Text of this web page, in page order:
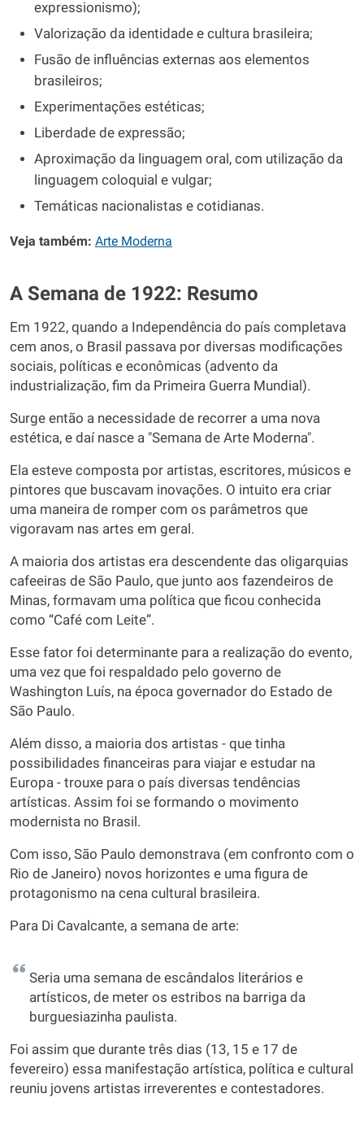
expressionismo);
Valorização da identidade e cultura brasileira;
Fusão de influências externas aos elementos
brasileiros;
Experimentações estéticas;
Liberdade de expressão;
Aproximação da linguagem oral, com utilização da
linguagem coloquial e vulgar;
Temáticas nacionalistas e cotidianas.
Veja também: Arte Moderna
A Semana de 1922: Resumo
Em 1922, quando a Independência do país completava
cem anos, o Brasil passava por diversas modificações
sociais, políticas e econômicas (advento da
industrialização, fim da Primeira Guerra Mundial).
Surge então a necessidade de recorrer a uma nova
estética, e daí nasce a "Semana de Arte Moderna".
Ela esteve composta por artistas, escritores, músicos e
pintores que buscavam inovações. O intuito era criar
uma maneira de romper com os parâmetros que
vigoravam nas artes em geral.
A maioria dos artistas era descendente das oligarquias
cafeeiras de São Paulo, que junto aos fazendeiros de
Minas, formavam uma política que ficou conhecida
como “Café com Leite”.
Esse fator foi determinante para a realização do evento,
uma vez que foi respaldado pelo governo de
Washington Luís, na época governador do Estado de
São Paulo.
Além disso, a maioria dos artistas - que tinha
possibilidades financeiras para viajar e estudar na
Europa - trouxe para o país diversas tendências
artísticas. Assim foi se formando o movimento
modernista no Brasil.
Com isso, São Paulo demonstrava (em confronto com o
Rio de Janeiro) novos horizontes e uma figura de
protagonismo na cena cultural brasileira.
Para Di Cavalcante, a semana de arte:
Seria uma semana de escândalos literários e
artísticos, de meter os estribos na barriga da
burguesiazinha paulista.
Foi assim que durante três dias (13, 15 e 17 de
fevereiro) essa manifestação artística, política e cultural
reuniu jovens artistas irreverentes e contestadores.